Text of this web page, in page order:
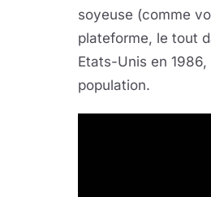
soyeuse (comme
plateforme, le tout
Etats-Unis en
population.